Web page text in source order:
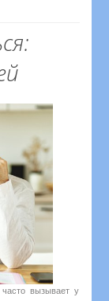
вызывает у